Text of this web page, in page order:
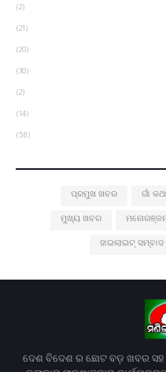
(2)
(21)
(20)
(30)
(2)
(14)
(58)
ଗାଁ କଥା
ପ୍ରମୁଖ ଖବର
ମୁଖ୍ୟ ଖବର
ହାଇଲାଇଟ୍ ସମ୍ବାଦ
ଦେଶ ବିଦେଶ ର ଛୋଟ ବଡ଼ ଖବର ସହ